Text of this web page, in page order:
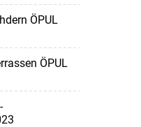
ÖPUL
ÖPUL